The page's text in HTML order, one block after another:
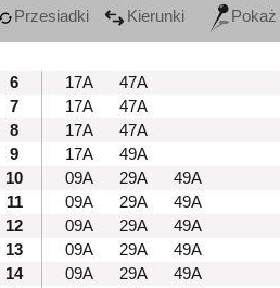
Przesiadki Kierunki
6
17A
47A
7
17A
47A
8
17A
47A
9
17A
49A
10
09A 29A
49A
11
09A 29A
49A
12
09A 29A
49A
13
09A 29A
49A
14
09A 29A
49A